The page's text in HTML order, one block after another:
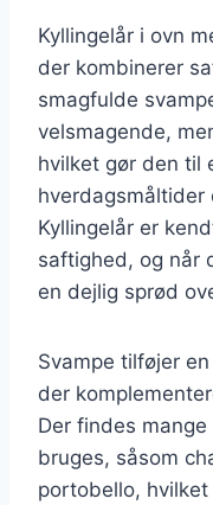
Kyllingelår i ovn
der kombinerer
smagfulde
velsmagende,
hvilket gør den til
hverdagsmåltider
Kyllingelår er
saftighed, og når
en dejlig sprød
Svampe tilføjer
der
Der findes
bruges, såsom
portobello,